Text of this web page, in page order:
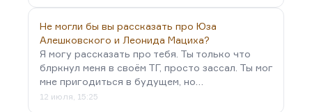
Не могли бы вы рассказать про Юза
Алешковского и Леонида Мациха?
Я могу рассказать про тебя. Ты только что
блркнул меня в своём ТГ, просто зассал. Ты мог
мне пригодиться в будущем, но…
12 июля, 15:25